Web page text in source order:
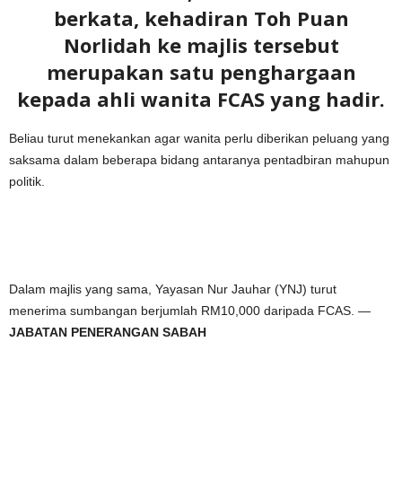
berkata, kehadiran Toh Puan
Norlidah ke majlis tersebut
merupakan satu penghargaan
kepada ahli wanita FCAS yang hadir.
Beliau turut menekankan agar wanita perlu diberikan peluang yang
saksama dalam beberapa bidang antaranya pentadbiran mahupun
politik.
Dalam majlis yang sama, Yayasan Nur Jauhar (YNJ) turut
menerima sumbangan berjumlah RM10,000 daripada FCAS. —
JABATAN PENERANGAN SABAH